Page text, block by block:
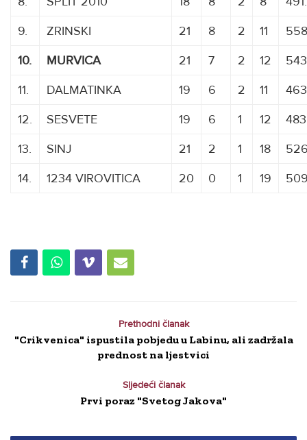
9.
ZRINSKI 21 8 2 11
10.
MURVICA 21 7 2 12
11.
DALMATINKA 19 6 2 11
12.
SESVETE 19 6 1 12
13.
SINJ 21 2 1 18
14.
1234 VIROVITICA 20 0 1 19
Prethodni članak
"Crikvenica" ispustila pobjedu u Labinu, ali zadržala
prednost na ljestvici
Sljedeći članak
Prvi poraz "Svetog Jakova"